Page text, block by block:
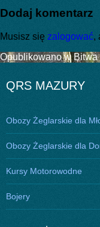
Dodaj komentarz
Musisz się zalogować,
Nawigacja
Opublikowano w
QRS MAZURY
Obozy Żeglarskie dla
Obozy Żeglarskie dla
Kursy Motorowodne
Bojery